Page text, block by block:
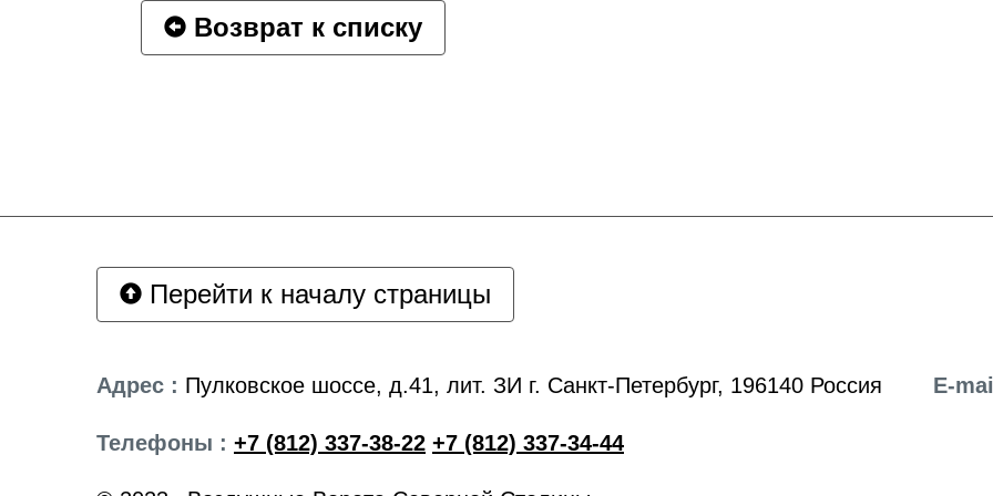
Возврат к списку
Перейти к началу страницы
Адрес : Пулковское шоссе, д.41, лит. ЗИ г. Санкт-Петербург, 196140 Россия E-
Телефоны : +7 (812) 337-38-22 +7 (812) 337-34-44